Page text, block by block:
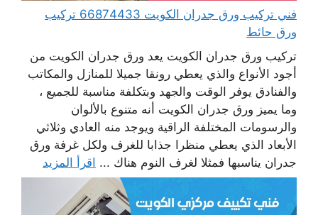
فني تركيب ورق جدران الكويت 66874433 تركيب
ورق حائط
تركيب ورق جدران الكويت يعد ورق جدران الكويت من
أجود الأنواع والذي يعطي رونقا جميلا للمنازل والمكاتب
والفنادق يوفر الوقت والجهد وبتكلفة مناسبة للجميع ،
وما يميز ورق جدران الكويت أنه متنوع بالألوان
والرسومات المختلفة الراقية ويوجد منه العادي وثلاثي
الأبعاد الذي يعطي منظرا جذابا للغرف ولكل غرفة ورق
جدران يناسبها فمثلا لغرف النوم هناك ... اقرأ المزيد